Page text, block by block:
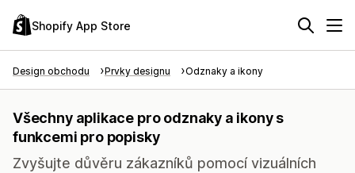
Shopify App Store
Design obchodu Prvky designu Odznaky a ikony
Všechny aplikace pro odznaky a ikony s
funkcemi pro popisky
Zvyšujte důvěru zákazníků pomocí vizuálních